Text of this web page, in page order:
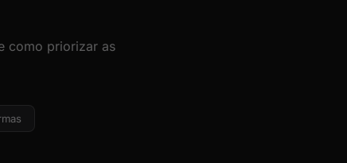
como priorizar as